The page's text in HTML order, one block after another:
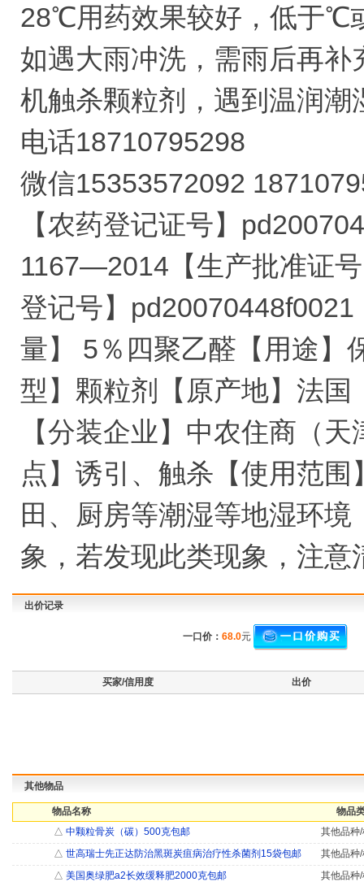
28℃用药效果较好，低于℃
如遇大雨冲洗，需雨后再
机触杀颗粒剂，遇到温润潮
电话18710795298
微信15353572092
【农药登记证号】
1167―2014【生产批准证
登记号】
量】 5％四聚乙醛【用途】
型】颗粒剂【原产地】法
【分装企业】中农住商（
点】诱引、触杀【使用范
田、厨房等潮湿等地湿环
象，若发现此类现象，注意
出价记录
一口价： 68.0元
买家/信用度 出价
其他物品
物品名称
物品
△ 中颗粒骨炭（碳）500克包邮
其他品种
△ 世高瑞士先正达防治黑斑炭疽病治疗性杀菌剂15袋包邮
其他品种
△ 美国奥绿肥a2长效缓释肥2000克包邮 其他品种